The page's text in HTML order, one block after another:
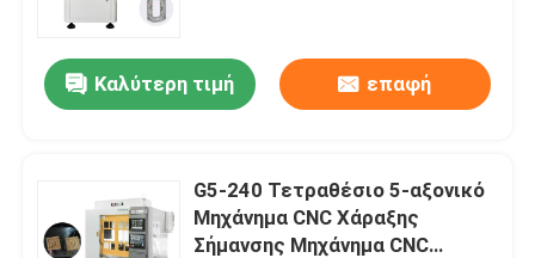
Καλύτερη τιμή επαφή
G5-240 Τετραθέσιο 5-αξονικό
Μηχάνημα CNC Χάραξης
Σήμανσης Μηχάνημα CNC